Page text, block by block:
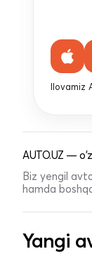
Ilovamiz
AUTO.UZ —
Biz yengil
hamda
Yangi